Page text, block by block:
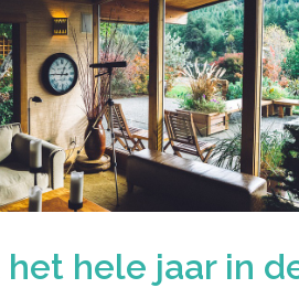
het hele jaar in